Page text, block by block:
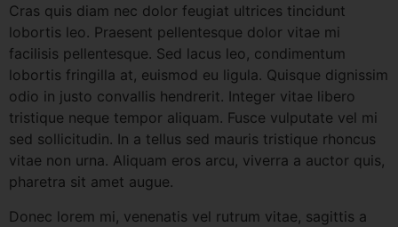
Cras quis diam nec dolor feugiat ultrices tincidunt
lobortis leo. Praesent pellentesque dolor vitae mi
facilisis pellentesque. Sed lacus leo, condimentum
lobortis fringilla at, euismod eu ligula. Quisque dignissim
odio in justo convallis hendrerit. Integer vitae libero
tristique neque tempor aliquam. Fusce vulputate vel mi
sed sollicitudin. In a tellus sed mauris tristique rhoncus
vitae non urna. Aliquam eros arcu, viverra a auctor quis,
pharetra sit amet augue.
Donec lorem mi, venenatis vel rutrum vitae, sagittis a